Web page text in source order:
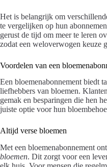
Het is belangrijk om
te vergelijken op hun
gerust de tijd om meer te leren
zodat een weloverwogen keuze
Voordelen van een
Een bloemenabonnement biedt
liefhebbers van bloemen.
gemak en besparingen die hen
juiste optie voor hun
Altijd verse bloemen
Met een bloemenabonnement
bloemen. Dit zorgt voor een